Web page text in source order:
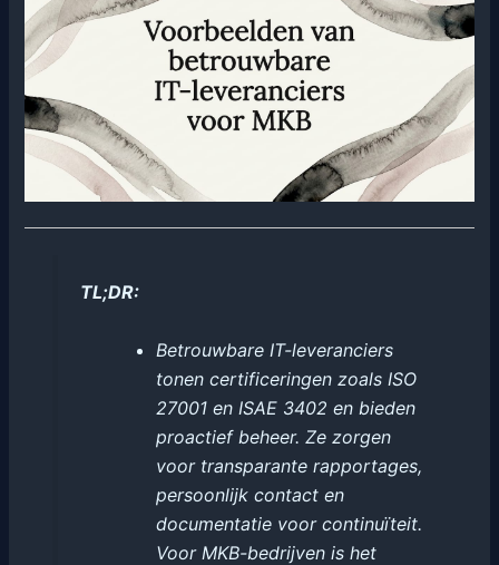
TL;DR:
Betrouwbare IT-leveranciers
tonen certificeringen zoals ISO
27001 en ISAE 3402 en bieden
proactief beheer. Ze zorgen
voor transparante rapportages,
persoonlijk contact en
documentatie voor continuïteit.
Voor MKB-bedrijven is het